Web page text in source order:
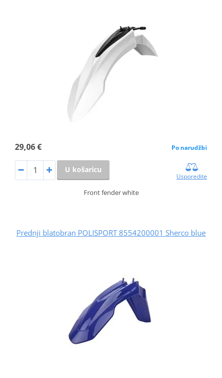
29,06 € Po narudžbi
U košaricu
Usporedite
Front fender white
Prednji blatobran POLISPORT 8554200001 Sherco blue